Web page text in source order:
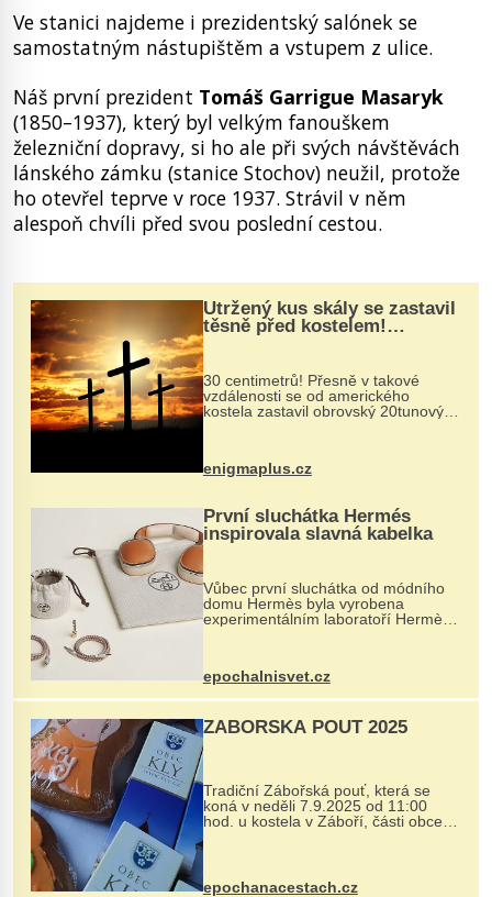
Ve stanici najdeme i prezidentský salónek se
samostatným nástupištěm a vstupem z ulice.
Náš první prezident Tomáš Garrigue Masaryk
(1850–1937), který byl velkým fanouškem
železniční dopravy, si ho ale při svých návštěvách
lánského zámku (stanice Stochov) neužil, protože
ho otevřel teprve v roce 1937. Strávil v něm
alespoň chvíli před svou poslední cestou.
Utržený kus skály se zastavil
těsně před kostelem!
Ochránila ho boží síla?
30 centimetrů! Přesně v takové
vzdálenosti se od amerického
kostela zastavil obrovský 20tunový
...
enigmaplus.cz
První sluchátka Hermés
inspirovala slavná kabelka
Vůbec první sluchátka od módního
domu Hermès byla vyrobena
experimentálním laboratoří Hermès
kovový...
epochalnisvet.cz
ZÁBOŘSKÁ POUŤ 2025
Tradiční Zábořská pouť, která se
koná v neděli 7.9.2025 od 11:00
hod. u kostela v Záboří, části obce
Kly u Mělníka. V programu naleznete
komentovanou prohlídku kostela,
epochanacestach.cz